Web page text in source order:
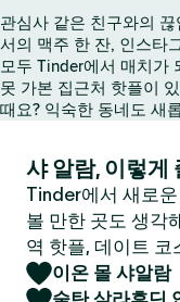
관심사 같은 친구와의
서의 맥주 한 잔, 인스타
모두 Tinder에서 매치가
못 가본 집근처 핫플이
때요? 익숙한 동네도 새
샤 알람, 이렇게
Tinder에서 새로
볼 만한 곳도 생각
역 핫플, 데이트
이온 몰 샤알람